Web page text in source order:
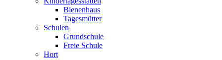
Bienenhaus
Tagesmütter
Schulen
Grundschule
Freie Schule
Hort